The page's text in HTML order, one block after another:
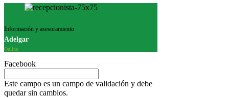
Información y asesoramiento
Adelgar
Online
Facebook
Este campo es un campo de validación y debe
quedar sin cambios.